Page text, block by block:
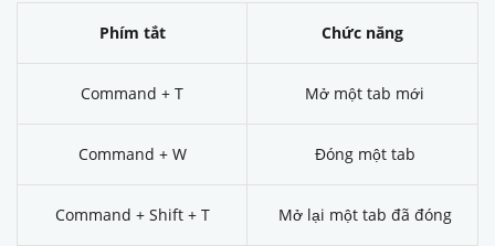
Phím tắt Chức năng
Command + T Mở một tab mới
Command + W Đóng một tab
Command + Shift + T Mở lại một tab đã đóng